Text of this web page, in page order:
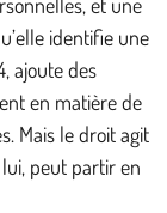
identifie une
ajoute des
en matière de
Mais le droit agit
peut partir en